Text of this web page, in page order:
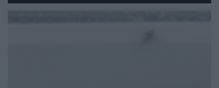
kobiety